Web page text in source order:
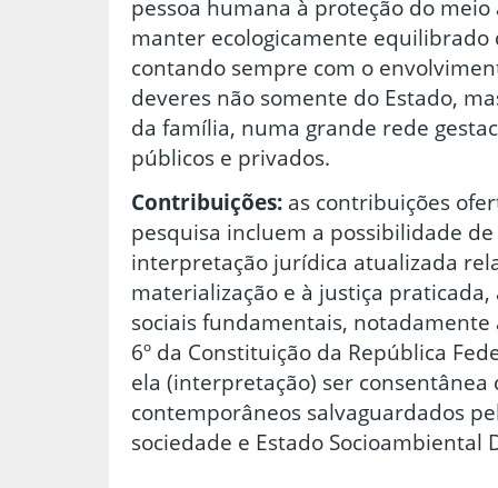
pessoa humana à proteção do
manter ecologicamente
contando sempre com o
deveres não somente do Estado,
da família, numa grande rede
públicos e privados.
Contribuições: as contribuições
pesquisa incluem a possibilidade
interpretação jurídica atualizada
materialização e à justiça
sociais fundamentais,
6º da Constituição da República
ela (interpretação) ser consentânea
contemporâneos salvaguardados
sociedade e Estado Socioambiental